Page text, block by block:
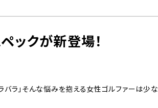
ックが新登場！
バラ」そんな悩みを抱える女性ゴルファーは少な